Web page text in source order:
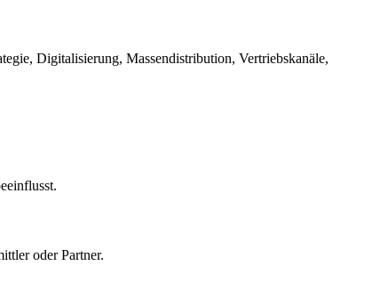
Digitalisierung, Massendistribution, Vertriebskanäle,
oder Partner.